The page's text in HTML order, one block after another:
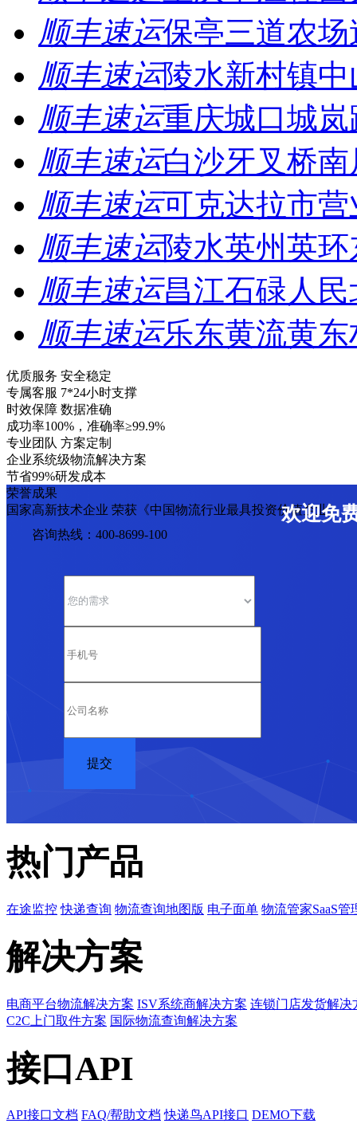
顺丰速运保亭三道农
顺丰速运陵水新村镇
顺丰速运重庆城口城
顺丰速运白沙牙叉桥
顺丰速运可克达拉市营
顺丰速运陵水英州英
顺丰速运昌江石碌人
顺丰速运乐东黄流黄
优质服务 安全稳定
专属客服 7*24小时支撑
时效保障 数据准确
成功率100%，准确率≥99.9%
专业团队 方案定制
企业系统级物流解决方案
节省99%研发成本
荣誉成果
国家高新技术企业 荣获《中国物流行业最具投资价值企业》
欢迎免
咨询热线：400-8699-100
热门产品
在途监控 快递查询 物流查询地图版 电子面单 物流管家SaaS管
解决方案
电商平台物流解决方案 ISV系统商解决方案 连锁门店发货解决
C2C上门取件方案 国际物流查询解决方案
接口API
API接口文档 FAQ/帮助文档 快递鸟API接口 DEMO下载